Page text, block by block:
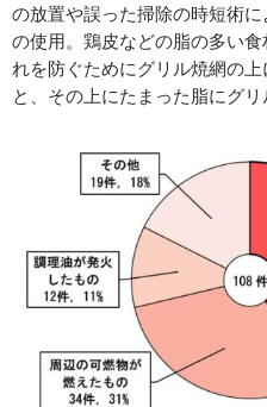
の放置や誤った掃除の時短術
の使用。鶏皮などの脂の多い
れを防ぐためにグリル焼網の
と、その上にたまった脂にグ